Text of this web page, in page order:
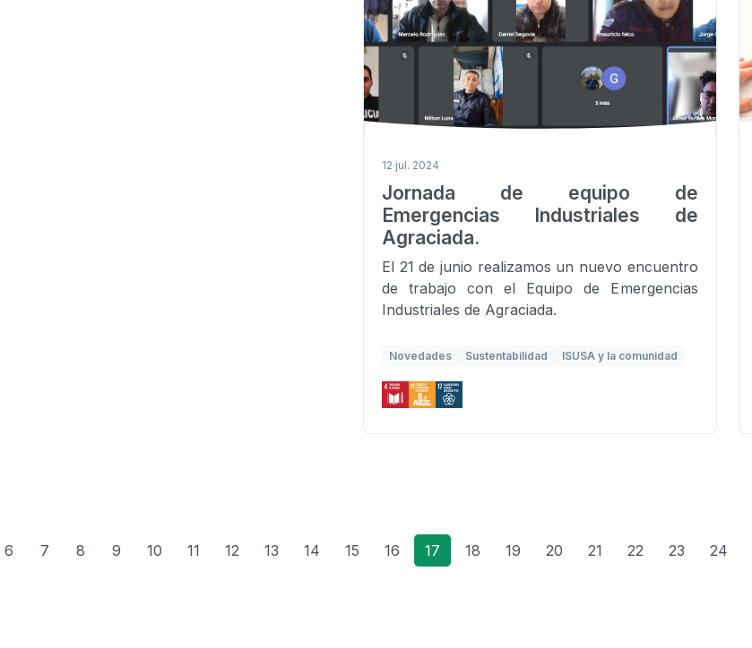
12 jul. 2024
Jornada de equipo de
Emergencias Industriales de
Agraciada.
El 21 de junio realizamos un nuevo encuentro
de trabajo con el Equipo de Emergencias
Industriales de Agraciada.
Novedades Sustentabilidad ISUSA y la comunidad
6 7 8 9 10 11 12 13 14 15 16 17 18 19 20 21 22 23 24